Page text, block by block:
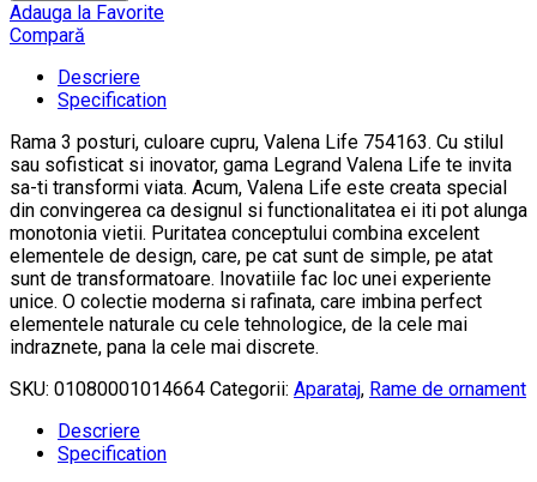
Adauga la Favorite
Compară
Descriere
Specification
Rama 3 posturi, culoare cupru, Valena Life 754163. Cu stilul
sau sofisticat si inovator, gama Legrand Valena Life te invita
sa-ti transformi viata. Acum, Valena Life este creata special
din convingerea ca designul si functionalitatea ei iti pot alunga
monotonia vietii. Puritatea conceptului combina excelent
elementele de design, care, pe cat sunt de simple, pe atat
sunt de transformatoare. Inovatiile fac loc unei experiente
unice. O colectie moderna si rafinata, care imbina perfect
elementele naturale cu cele tehnologice, de la cele mai
indraznete, pana la cele mai discrete.
SKU: 01080001014664 Categorii: Aparataj, Rame de ornament
Descriere
Specification